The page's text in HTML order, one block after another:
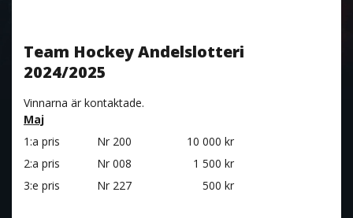
Team Hockey Andelslotteri
2024/2025
Vinnarna är kontaktade.
Maj
1:a pris
Nr 200
10 000 kr
2:a pris
Nr 008
1 500 kr
3:e pris
Nr 227 500 kr